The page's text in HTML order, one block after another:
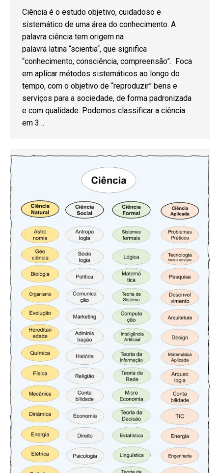
Ciência é o estudo objetivo, cuidadoso e
sistemático de uma área do conhecimento. A
palavra ciência tem origem na
palavra latina “scientia“, que significa
“conhecimento, consciência, compreensão”. Foca
em aplicar métodos sistemáticos ao longo do
tempo, com o objetivo de “reproduzir” bens e
serviços para a sociedade, de forma padronizada
e com qualidade. Podemos classificar a ciência
em 3…